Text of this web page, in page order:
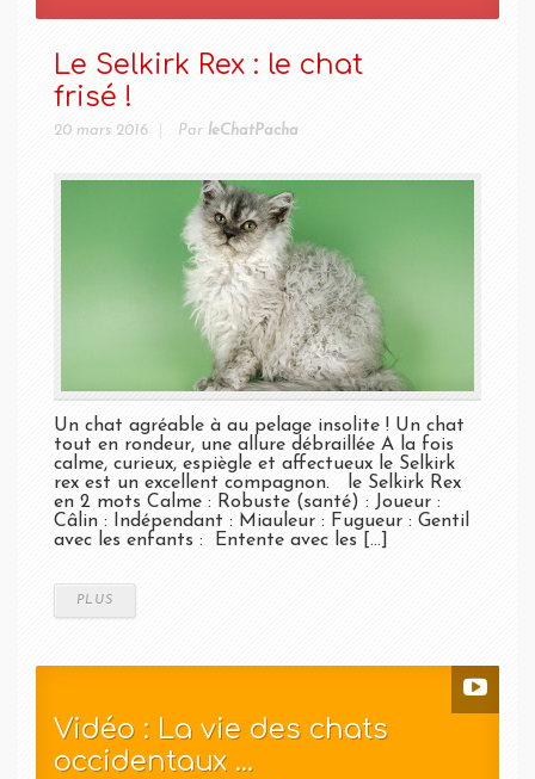
Le Selkirk Rex : le chat
frisé !
20 mars 2016 Par leChatPacha
Un chat agréable à au pelage insolite ! Un chat
tout en rondeur, une allure débraillée A la fois
calme, curieux, espiègle et affectueux le Selkirk
rex est un excellent compagnon. le Selkirk Rex
en 2 mots Calme : Robuste (santé) : Joueur :
Câlin : Indépendant : Miauleur : Fugueur : Gentil
avec les enfants : Entente avec les [...]
PLUS
Vidéo : La vie des chats
occidentaux ...